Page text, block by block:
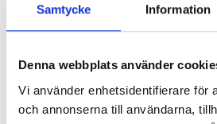
Samtycke Information
Denna webbplats använder
Vi använder enhetsidentifierare för
och annonserna till användarna,
Anslutning
Armaturen är försedd med
ansluts med snabbkoppling mot
försedd med dubbla